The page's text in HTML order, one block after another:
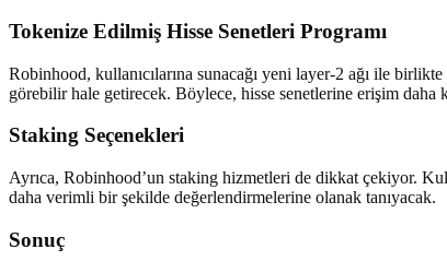
Tokenize Edilmiş Hisse Senetleri Programı
Robinhood, kullanıcılarına sunacağı yeni layer-2 ağı ile
görebilir hale getirecek. Böylece, hisse senetlerine erişim daha
Staking Seçenekleri
Ayrıca, Robinhood’un staking hizmetleri de dikkat çekiyor.
daha verimli bir şekilde değerlendirmelerine olanak tanıyacak.
Sonuç